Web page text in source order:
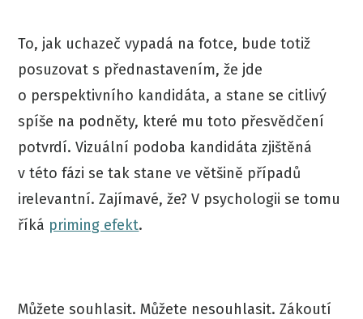
To, jak uchazeč vypadá na fotce, bude totiž
posuzovat s přednastavením, že jde
o perspektivního kandidáta, a stane se citlivý
spíše na podněty, které mu toto přesvědčení
potvrdí. Vizuální podoba kandidáta zjištěná
v této fázi se tak stane ve většině případů
irelevantní. Zajímavé, že? V psychologii se tomu
říká priming efekt.
Můžete souhlasit. Můžete nesouhlasit. Zákoutí